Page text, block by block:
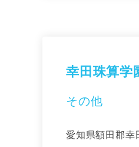
幸田珠算学
その他
愛知県額田郡幸